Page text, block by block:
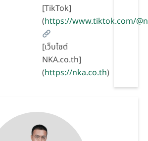
[TikTok]
(https://www.tiktok.com/
[เว็บไซต์
NKA.co.th]
(https://nka.co.th)